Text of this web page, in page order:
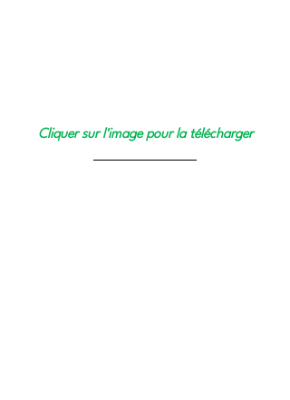
Cliquer sur l'image pour la télécharger